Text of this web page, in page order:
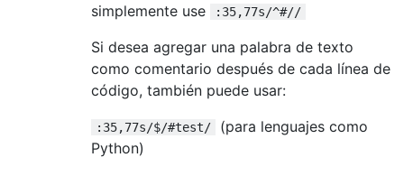
simplemente use
:35,77s/^#//
Si desea agregar una palabra de texto
como comentario después de cada línea de
código, también puede usar:
:35,77s/$/#test/
(para lenguajes como
Python)